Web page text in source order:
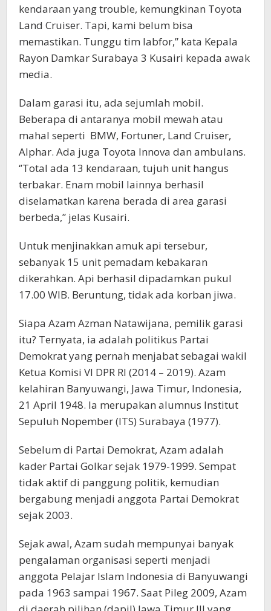
kendaraan yang trouble, kemungkinan Toyota
Land Cruiser. Tapi, kami belum bisa
memastikan. Tunggu tim labfor,” kata Kepala
Rayon Damkar Surabaya 3 Kusairi kepada awak
media.
Dalam garasi itu, ada sejumlah mobil.
Beberapa di antaranya mobil mewah atau
mahal seperti BMW, Fortuner, Land Cruiser,
Alphar. Ada juga Toyota Innova dan ambulans.
‘’Total ada 13 kendaraan, tujuh unit hangus
terbakar. Enam mobil lainnya berhasil
diselamatkan karena berada di area garasi
berbeda,’’ jelas Kusairi.
Untuk menjinakkan amuk api tersebur,
sebanyak 15 unit pemadam kebakaran
dikerahkan. Api berhasil dipadamkan pukul
17.00 WIB. Beruntung, tidak ada korban jiwa.
Siapa Azam Azman Natawijana, pemilik garasi
itu? Ternyata, ia adalah politikus Partai
Demokrat yang pernah menjabat sebagai wakil
Ketua Komisi VI DPR RI (2014 – 2019). Azam
kelahiran Banyuwangi, Jawa Timur, Indonesia,
21 April 1948. Ia merupakan alumnus Institut
Sepuluh Nopember (ITS) Surabaya (1977).
Sebelum di Partai Demokrat, Azam adalah
kader Partai Golkar sejak 1979-1999. Sempat
tidak aktif di panggung politik, kemudian
bergabung menjadi anggota Partai Demokrat
sejak 2003.
Sejak awal, Azam sudah mempunyai banyak
pengalaman organisasi seperti menjadi
anggota Pelajar Islam Indonesia di Banyuwangi
pada 1963 sampai 1967. Saat Pileg 2009, Azam